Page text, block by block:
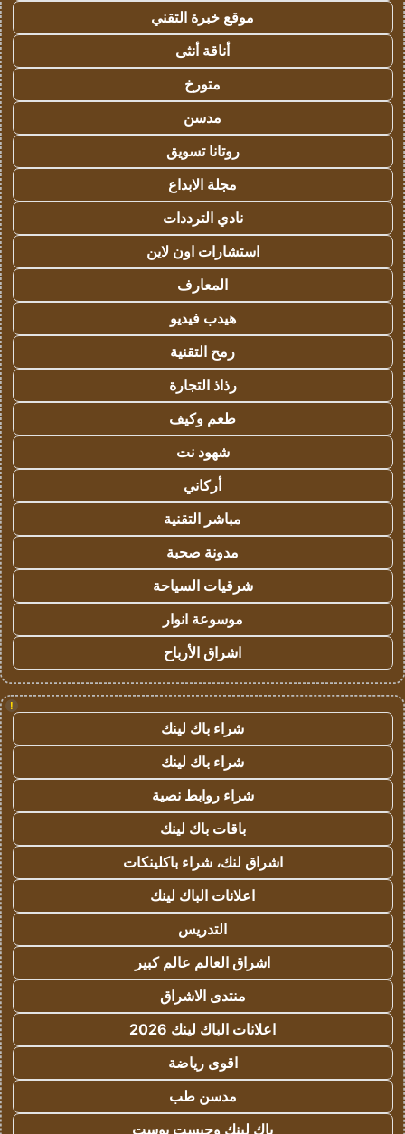
موقع خبرة التقني
أناقة أنثى
متورخ
مدسن
روتانا تسويق
مجلة الابداع
نادي الترددات
استشارات اون لاين
المعارف
هيدب فيديو
رمح التقنية
رذاذ التجارة
طعم وكيف
شهود نت
أركاني
مباشر التقنية
مدونة صحبة
شرقيات السياحة
موسوعة انوار
اشراق الأرباح
!
شراء باك لينك
شراء باك لينك
شراء روابط نصية
باقات باك لينك
اشراق لنك، شراء باكلينكات
اعلانات الباك لينك
التدريس
اشراق العالم عالم كبير
منتدى الاشراق
اعلانات الباك لينك 2026
اقوى رياضة
مدسن طب
باك لينك وجيست بوست